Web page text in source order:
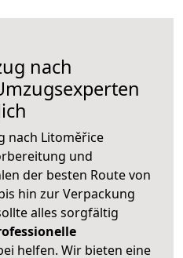
nach
nach Litoměřice
und
der besten Route von
hin zur Verpackung
alles sorgfältig
helfen. Wir bieten eine